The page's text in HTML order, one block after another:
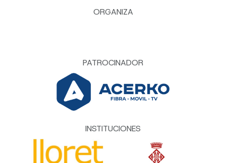
ORGANIZA
PATROCINADOR
INSTITUCIONES